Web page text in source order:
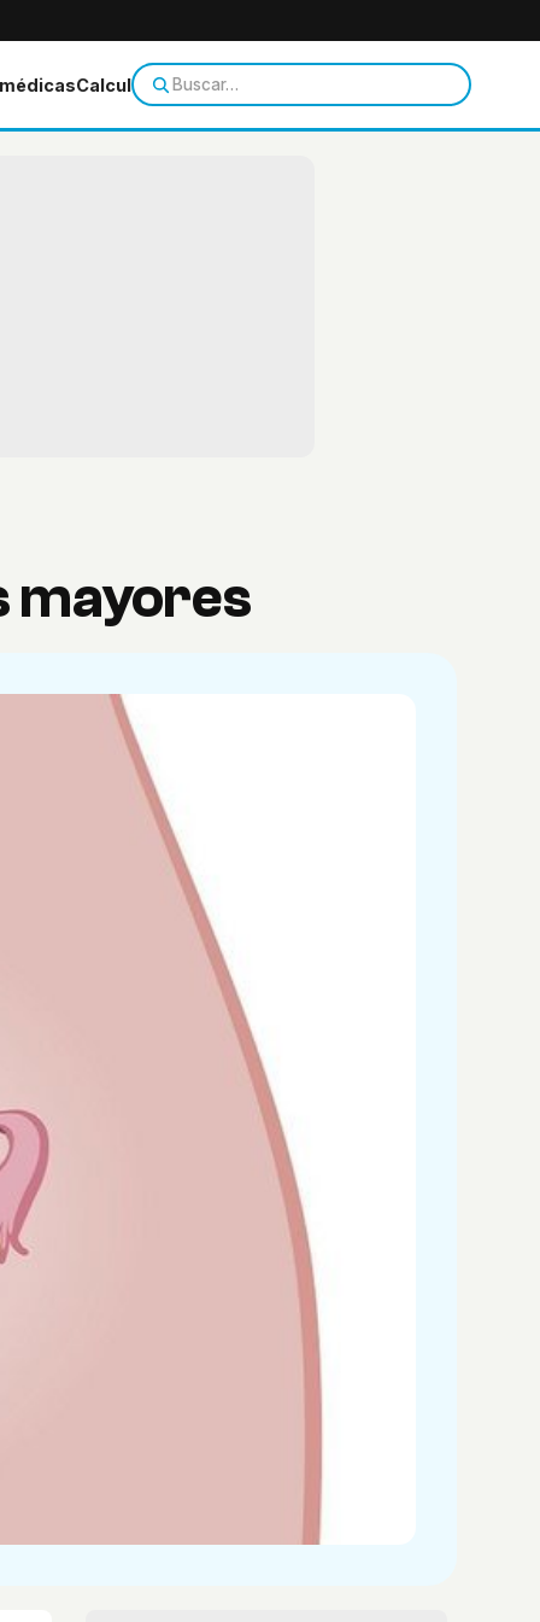
CalculadorasTemas de salud
mayores